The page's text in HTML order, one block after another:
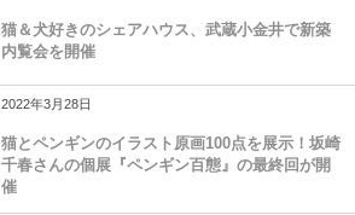
猫＆犬好きのシェアハウス、武蔵小金井で新築
内覧会を開催
2022年3月28日
猫とペンギンのイラスト原画100点を展示！坂崎
千春さんの個展『ペンギン百態』の最終回が開
催